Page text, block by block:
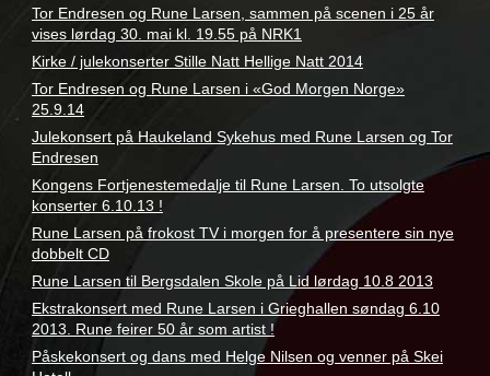
Tor Endresen og Rune Larsen, sammen på scenen i 25 år
vises lørdag 30. mai kl. 19.55 på NRK1
Kirke / julekonserter Stille Natt Hellige Natt 2014
Tor Endresen og Rune Larsen i «God Morgen Norge»
25.9.14
Julekonsert på Haukeland Sykehus med Rune Larsen og Tor
Endresen
Kongens Fortjenestemedalje til Rune Larsen. To utsolgte
konserter 6.10.13 !
Rune Larsen på frokost TV i morgen for å presentere sin nye
dobbelt CD
Rune Larsen til Bergsdalen Skole på Lid lørdag 10.8 2013
Ekstrakonsert med Rune Larsen i Grieghallen søndag 6.10
2013. Rune feirer 50 år som artist !
Påskekonsert og dans med Helge Nilsen og venner på Skei